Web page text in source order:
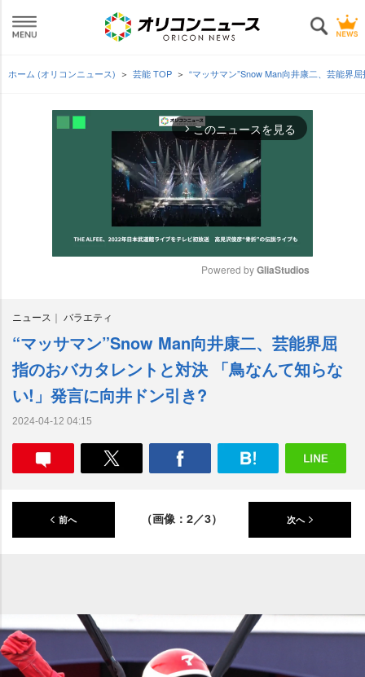
ホーム (オリコンニュース) 芸能 TOP “マッサマン”Snow Man向井康二、芸能界
arrow_forward_ios このニュースを見る
e
Powered by GliaStudios
ニュース バラエティ
“マッサマン”Snow Man向井康二、芸能界屈
指のおバカタレントと対決 「鳥なんて知らな
い!」発言に向井ドン引き?
2024-04-12 04:15
前へ （画像：2／3） 次へ